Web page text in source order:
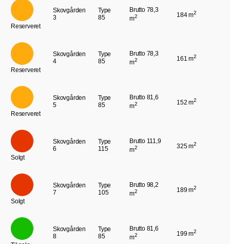
Reserveret
Skovgården
3
Type
85
Brutto 78,3
m2 184 m2
Reserveret
Skovgården
4
Type
85
Brutto 78,3
m2 161 m2
Reserveret
Skovgården
5
Type
85
Brutto 81,6
m2 152 m2
Solgt
Skovgården
6
Type
115
Brutto 111,9
m2 325 m2
Solgt
Skovgården
7
Type
105
Brutto 98,2
m2 189 m2
Skovgården
8
Type
85
Brutto 81,6
m2 199 m2